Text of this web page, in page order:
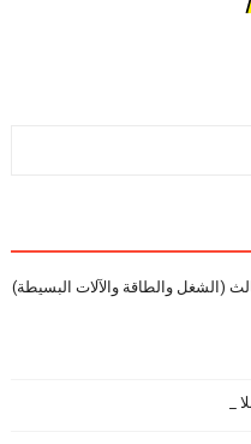
(الشغل والطاقة والآلات البسيطة)